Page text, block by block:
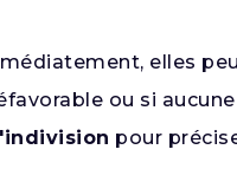
elles
ou si
pour